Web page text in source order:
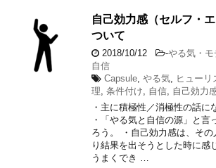
自己効力感（セルフ・
ついて
2018/10/12 -やる気・モ
自信
Capsule やる気 ヒューリ
理 条件付け 自信 自己効力
・主に積極性／消極性の話に
・「やる気と自信の源」と言
ろう。 ・自己効力感は、その
り結果を出そうとした時に感
うまくでき …